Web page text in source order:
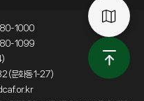
1000
1099
(문화동 1-27)